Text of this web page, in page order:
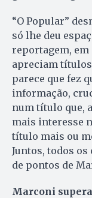
“O Popular”
só lhe deu
reportagem,
apreciam títulos
parece que fez
informação,
num título que,
mais interesse
título mais ou
Juntos, todos
de pontos de
Marconi